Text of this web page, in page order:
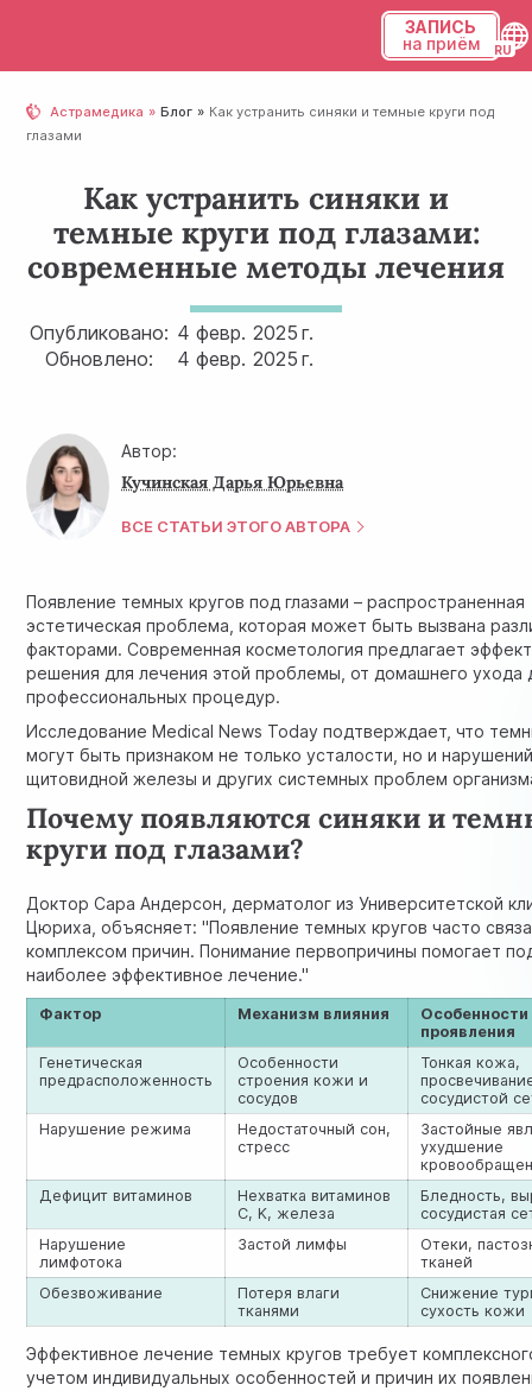
ЗАПИСЬ
на приём
Астрамедика Блог
Как устранить синяки и темные круги под
глазами
Как устранить синяки и
темные круги под глазами:
современные методы лечения
Опубликовано: 4 февр. 2025 г.
Обновлено:
4 февр. 2025 г.
Автор:
Кучинская Дарья Юрьевна
ВСЕ СТАТЬИ ЭТОГО АВТОРА
Появление темных кругов под глазами – распространенная
эстетическая проблема, которая может быть вызвана
факторами. Современная косметология предлагает
решения для лечения этой проблемы, от домашнего ухода
профессиональных процедур.
Исследование Medical News Today подтверждает, что
могут быть признаком не только усталости, но и
щитовидной железы и других системных проблем
Почему появляются синяки и
круги под глазами?
Доктор Сара Андерсон, дерматолог из Университетской
Цюриха, объясняет: "Появление темных кругов часто
комплексом причин. Понимание первопричины помогает
наиболее эффективное лечение."
Фактор Механизм влияния
Особенности
проявления
Генетическая
предрасположенность
Особенности
строения кожи и
сосудов
Тонкая кожа,
сосудистой
Нарушение режима
Недостаточный сон,
стресс
Застойные
ухудшение
Дефицит витаминов
Нехватка витаминов
C, K, железа
Бледность,
сосудистая
Нарушение
лимфотока
Застой лимфы
Отеки,
тканей
Обезвоживание
Потеря влаги
тканями
Снижение
сухость кожи
Эффективное лечение темных кругов требует
учетом индивидуальных особенностей и причин их